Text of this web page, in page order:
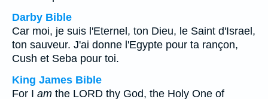
Darby Bible
Car moi, je suis l'Eternel, ton Dieu, le Saint d'Israel,
ton sauveur. J'ai donne l'Egypte pour ta rançon,
Cush et Seba pour toi.
King James Bible
For I am the LORD thy God, the Holy One of